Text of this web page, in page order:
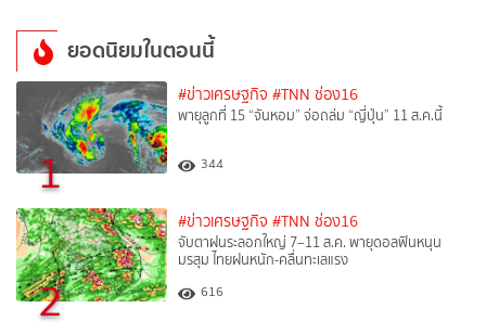
ยอดนิยมในตอนนี้
1
#ข่าวเศรษฐกิจ #TNN ช่อง16
พายุลูกที่ 15 “จันหอม” จ่อถล่ม “ญี่ปุ่น” 11 ส.ค.นี้
344
2
#ข่าวเศรษฐกิจ #TNN ช่อง16
จับตาฝนระลอกใหญ่ 7–11 ส.ค. พายุดอลฟินหนุน
มรสุม ไทยฝนหนัก-คลื่นทะเลแรง
616